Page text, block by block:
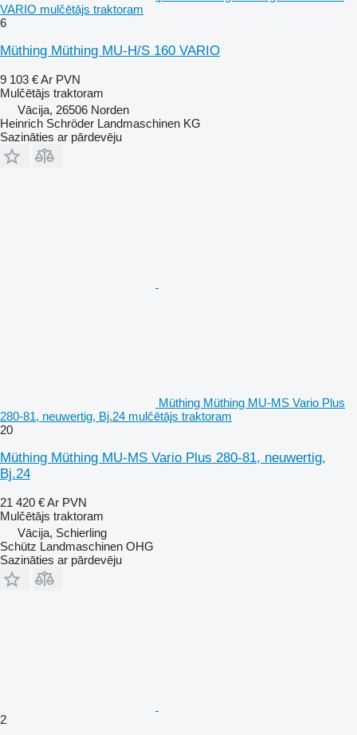
VARIO mulčētājs traktoram
6
Müthing Müthing MU-H/S 160 VARIO
9 103 €Ar PVN
Mulčētājs traktoram
Vācija, 26506 Norden
Heinrich Schröder Landmaschinen KG
Sazināties ar pārdevēju
Müthing Müthing MU-MS Vario Plus
280-81, neuwertig, Bj.24 mulčētājs traktoram
20
Müthing Müthing MU-MS Vario Plus 280-81, neuwertig,
Bj.24
21 420 €Ar PVN
Mulčētājs traktoram
Vācija, Schierling
Schütz Landmaschinen OHG
Sazināties ar pārdevēju
2